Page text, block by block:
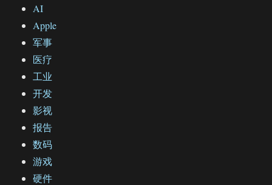
AI
Apple
军事
医疗
工业
开发
影视
报告
数码
游戏
硬件